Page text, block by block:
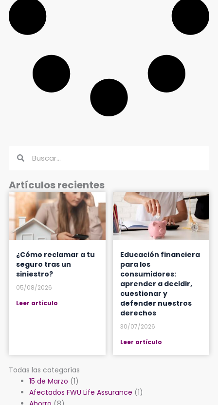
Artículos recientes
¿Cómo reclamar a tu
seguro tras un
siniestro?
05/08/2026
Leer artículo
Educación financiera
para los
consumidores:
aprender a decidir,
cuestionar y
defender nuestros
derechos
30/07/2026
Leer artículo
Todas las categorías
15 de Marzo (1)
Afectados FWU Life Assurance (1)